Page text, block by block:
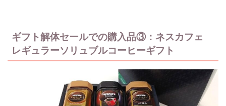
ギフト解体セールでの購入品③：ネスカフェ
レギュラーソリュブルコーヒーギフト